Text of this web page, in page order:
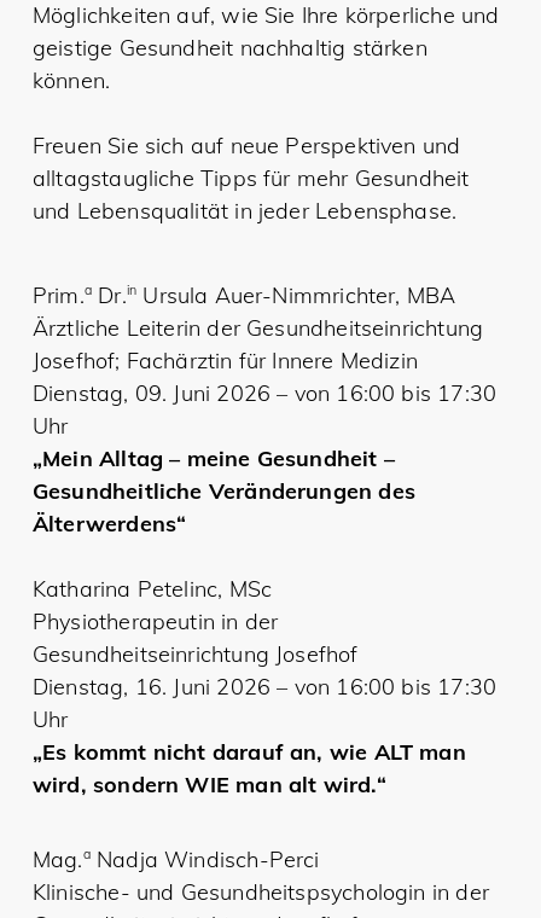
Möglichkeiten auf, wie Sie Ihre körperliche und
geistige Gesundheit nachhaltig stärken
können.
Freuen Sie sich auf neue Perspektiven und
alltagstaugliche Tipps für mehr Gesundheit
und Lebensqualität in jeder Lebensphase.
Prim.a Dr.in Ursula Auer-Nimmrichter, MBA
Ärztliche Leiterin der Gesundheitseinrichtung
Josefhof; Fachärztin für Innere Medizin
Dienstag, 09. Juni 2026 – von 16:00 bis 17:30
Uhr
„Mein Alltag – meine Gesundheit –
Gesundheitliche Veränderungen des
Älterwerdens“
Katharina Petelinc, MSc
Physiotherapeutin in der
Gesundheitseinrichtung Josefhof
Dienstag, 16. Juni 2026 – von 16:00 bis 17:30
Uhr
„Es kommt nicht darauf an, wie ALT man
wird, sondern WIE man alt wird.“
Mag.aNadja Windisch-Perci
Klinische- und Gesundheitspsychologin in der